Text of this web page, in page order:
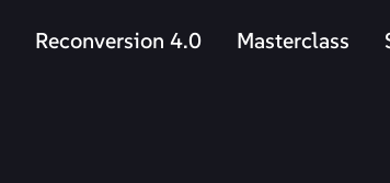
Reconversion 4.0 Masterclass